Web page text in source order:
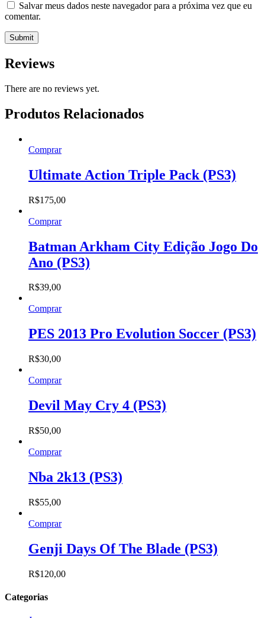
Salvar meus dados neste navegador para a próxima vez que eu
comentar.
Reviews
There are no reviews yet.
Produtos Relacionados
Comprar
Ultimate Action Triple Pack (PS3)
R$175,00
Comprar
Batman Arkham City Edição Jogo Do
Ano (PS3)
R$39,00
Comprar
PES 2013 Pro Evolution Soccer (PS3)
R$30,00
Comprar
Devil May Cry 4 (PS3)
R$50,00
Comprar
Nba 2k13 (PS3)
R$55,00
Comprar
Genji Days Of The Blade (PS3)
R$120,00
Categorias